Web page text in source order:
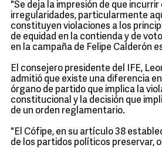
"Se deja la impresión de que incurrir
irregularidades, particularmente
constituyen violaciones a los
de equidad en la contienda y de
en la campaña de Felipe Calderón
El consejero presidente del IFE,
admitió que existe una diferencia
órgano de partido que implica la
constitucional y la decisión que
de un orden reglamentario.
"El Cófipe, en su artículo 38
de los partidos políticos preservar,